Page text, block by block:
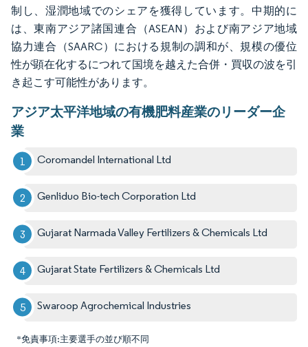
制し、湿潤地域でのシェアを獲得しています。中期的に
は、東南アジア諸国連合（ASEAN）および南アジア地域
協力連合（SAARC）における規制の調和が、規模の優位
性が顕在化するにつれて国境を越えた合併・買収の波を引
き起こす可能性があります。
アジア太平洋地域の有機肥料産業のリーダー企
業
Coromandel International Ltd
Genliduo Bio-tech Corporation Ltd
Gujarat Narmada Valley Fertilizers & Chemicals Ltd
Gujarat State Fertilizers & Chemicals Ltd
Swaroop Agrochemical Industries
*免責事項:主要選手の並び順不同